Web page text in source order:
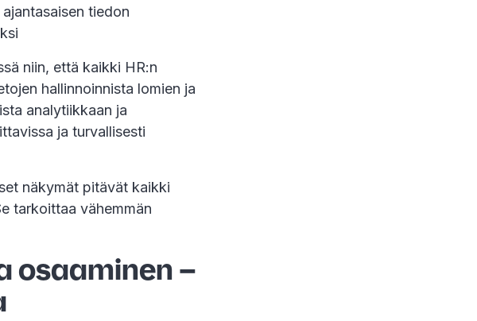
tiedon
niin, että kaikki HR:n
hallinnoinnista lomien ja
analytiikkaan ja
ja turvallisesti
näkymät pitävät kaikki
tarkoittaa vähemmän
osaaminen –